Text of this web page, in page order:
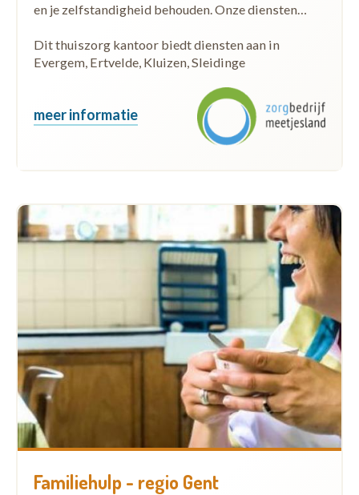
en je zelfstandigheid behouden. Onze diensten…
Dit thuiszorg kantoor biedt diensten aan in
Evergem, Ertvelde, Kluizen, Sleidinge
meer informatie
Familiehulp - regio Gent